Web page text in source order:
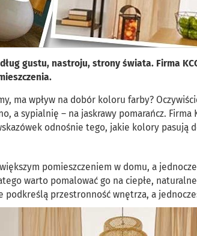
gustu, nastroju, strony świata. Firma
ma wpływ na dobór koloru farby?
a sypialnię – na jaskrawy pomarańcz. Firma
odnośnie tego, jakie kolory pasują
pomieszczeniem w domu, a
warto pomalować go na ciepłe,
podkreślą przestronność wnętrza, a